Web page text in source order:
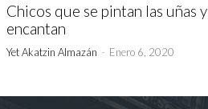
Chicos que se pintan las uñas
encantan
Yet Akatzin Almazán - Enero 6, 2020